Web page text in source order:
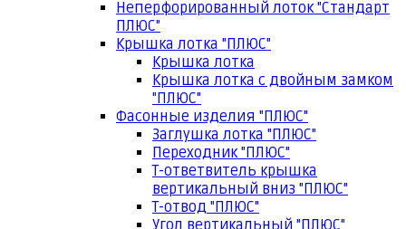
Неперфорированный лоток "Стандарт
ПЛЮС"
Крышка лотка "ПЛЮС"
Крышка лотка
Крышка лотка с двойным замком
"ПЛЮС"
Фасонные изделия "ПЛЮС"
Заглушка лотка "ПЛЮС"
Переходник "ПЛЮС"
Т-ответвитель крышка
вертикальный вниз "ПЛЮС"
Т-отвод "ПЛЮС"
Угол вертикальный "ПЛЮС"